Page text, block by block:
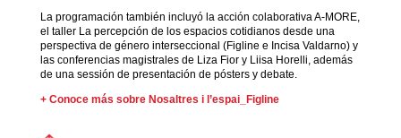
La programación también incluyó la acción colaborativa A-MORE,
el taller La percepción de los espacios cotidianos desde una
perspectiva de género interseccional (Figline e Incisa Valdarno) y
las conferencias magistrales de Liza Fior y Liisa Horelli, además
de una sessión de presentación de pósters y debate.
+ Conoce más sobre Nosaltres i l’espai_Figline